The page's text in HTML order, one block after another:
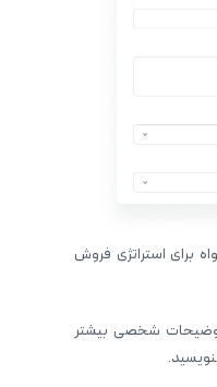
برای استراتژی فروش
شخصی بیشتر